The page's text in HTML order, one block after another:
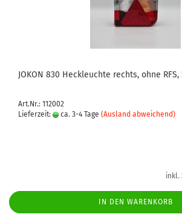
JOKON 830 Heckleuchte rechts, ohne
Art.Nr.: 112002
Lieferzeit:
ca. 3-4 Tage (Ausland abweichend)
inkl.
IN DEN WARENKORB